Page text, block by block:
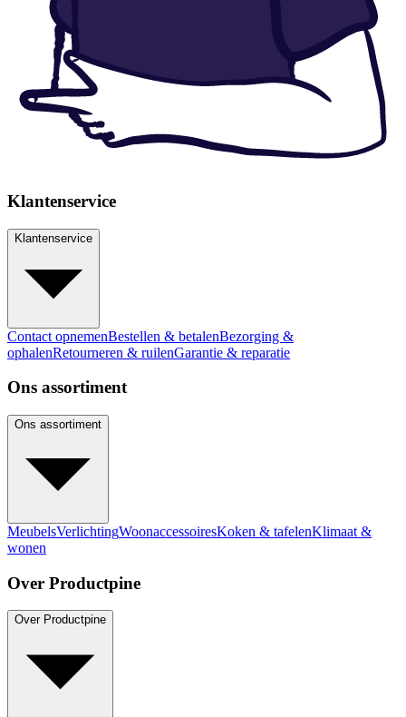
Klantenservice
Klantenservice
Contact opnemenBestellen & betalenBezorging &
ophalenRetourneren & ruilenGarantie & reparatie
Ons assortiment
Ons assortiment
MeubelsVerlichtingWoonaccessoiresKoken & tafelenKlimaat &
wonen
Over Productpine
Over Productpine